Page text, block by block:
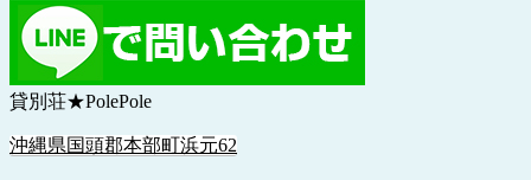
貸別荘★PolePole
沖縄県国頭郡本部町浜元62